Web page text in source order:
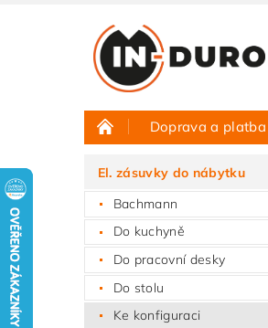
Doprava a platba
Půjčovna vzorků
El. zásuvky do nábytku
Bachmann
Do kuchyně
Do pracovní desky
Do stolu
Ke konfiguraci